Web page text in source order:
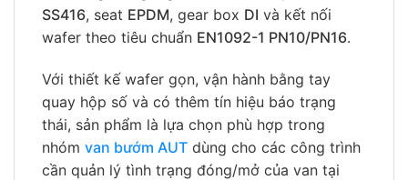
SS416, seat EPDM, gear box DI và kết nối
wafer theo tiêu chuẩn EN1092-1 PN10/PN16.
Với thiết kế wafer gọn, vận hành bằng tay
quay hộp số và có thêm tín hiệu báo trạng
thái, sản phẩm là lựa chọn phù hợp trong
nhóm van bướm AUT dùng cho các công trình
cần quản lý tình trạng đóng/mở của van tại